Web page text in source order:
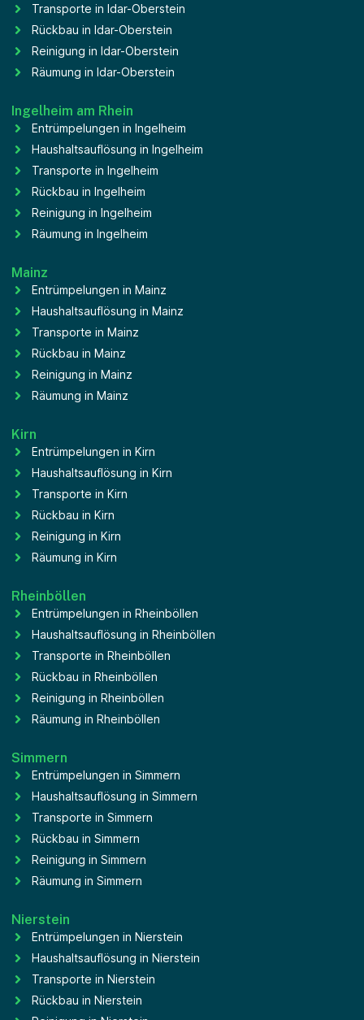
Transporte in Idar-Oberstein
Rückbau in Idar-Oberstein
Reinigung in Idar-Oberstein
Räumung in Idar-Oberstein
Ingelheim am Rhein
Entrümpelungen in Ingelheim
Haushaltsauflösung in Ingelheim
Transporte in Ingelheim
Rückbau in Ingelheim
Reinigung in Ingelheim
Räumung in Ingelheim
Mainz
Entrümpelungen in Mainz
Haushaltsauflösung in Mainz
Transporte in Mainz
Rückbau in Mainz
Reinigung in Mainz
Räumung in Mainz
Kirn
Entrümpelungen in Kirn
Haushaltsauflösung in Kirn
Transporte in Kirn
Rückbau in Kirn
Reinigung in Kirn
Räumung in Kirn
Rheinböllen
Entrümpelungen in Rheinböllen
Haushaltsauflösung in Rheinböllen
Transporte in Rheinböllen
Rückbau in Rheinböllen
Reinigung in Rheinböllen
Räumung in Rheinböllen
Simmern
Entrümpelungen in Simmern
Haushaltsauflösung in Simmern
Transporte in Simmern
Rückbau in Simmern
Reinigung in Simmern
Räumung in Simmern
Nierstein
Entrümpelungen in Nierstein
Haushaltsauflösung in Nierstein
Transporte in Nierstein
Rückbau in Nierstein